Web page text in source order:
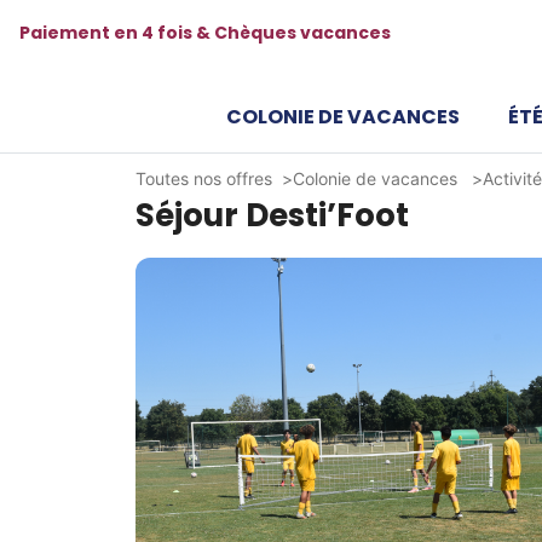
Paiement en 4 fois & Chèques vacances
COLONIE DE VACANCES
Toutes nos offres Colonie de vacances
Séjour Desti’Foot